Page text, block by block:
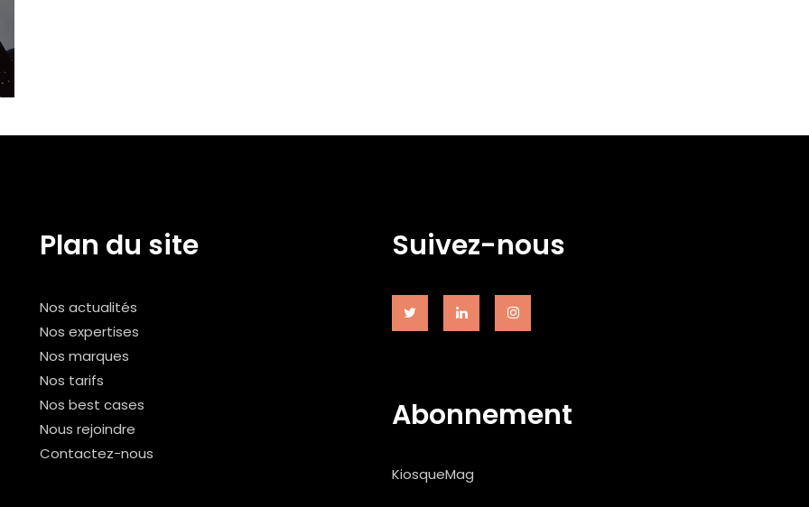
Plan du site
Nos actualités
Nos expertises
Nos marques
Nos tarifs
Nos best cases
Nous rejoindre
Contactez-nous
Suivez-nous
Abonnement
KiosqueMag